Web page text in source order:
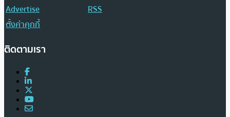
Advertise
RSS
ตั้งค่าคุกกี้
ติดตามเรา